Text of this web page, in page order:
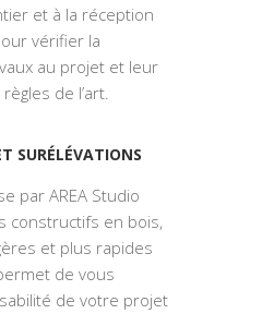
et à la réception
vérifier la
au projet et leur
de l’art.
SURÉLÉVATIONS
par AREA Studio
constructifs en bois,
et plus rapides
de vous
de votre projet